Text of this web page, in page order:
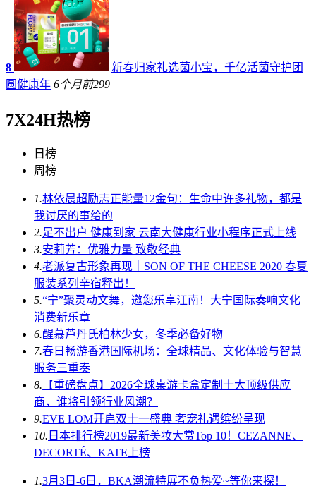
8
新春归家礼选菌小宝，千亿活菌守护团
圆健康年 6个月前299
7X24H热榜
日榜
周榜
1.林依晨超励志正能量12金句：生命中许多礼物，都是
我讨厌的事给的
2.足不出户 健康到家 云南大健康行业小程序正式上线
3.安莉芳：优雅力量 致敬经典
4.老派复古形象再现｜SON OF THE CHEESE 2020 春夏
服装系列辛宿释出！
5.“宁”聚灵动文舞，邀您乐享江南！大宁国际奏响文化
消费新乐章
6.醒慕芦丹氏柏林少女，冬季必备好物
7.春日畅游香港国际机场：全球精品、文化体验与智慧
服务三重奏
8. 【重磅盘点】2026全球桌游卡盒定制十大顶级供应
商，谁将引领行业风潮？
9.EVE LOM开启双十一盛典 奢宠礼遇缤纷呈现
10. 日本排行榜2019最新美妆大赏Top 10！CEZANNE、
DECORTÉ、KATE上榜
1.3月3日-6日，BKA潮流特展不负热爱~等你来探！